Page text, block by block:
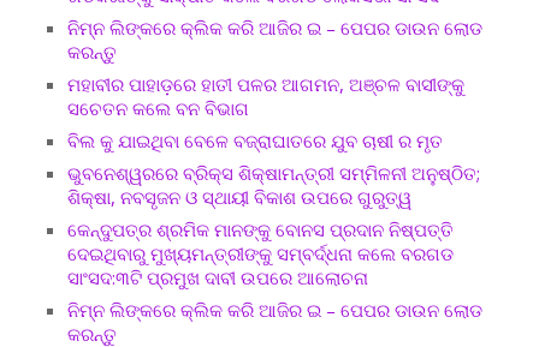
ନିମ୍ନ ଲିଙ୍କରେ କ୍ଲିକ କରି ଆଜିର ଇ – ପେପର ଡାଉନ ଲୋଡ
କରନ୍ତୁ
ମହାବୀର ପାହାଡ଼ରେ ହାତୀ ପଳର ଆଗମନ, ଅଞ୍ଚଳ ବାସୀଙ୍କୁ
ସଚେତନ କଲେ ବନ ବିଭାଗ
ବିଲ କୁ ଯାଇଥିବା ବେଳେ ବଜ୍ରାଘାତରେ ଯୁବ ଚାଷୀ ର ମୃତ
ଭୁବନେଶ୍ୱରରେ ବ୍ରିକ୍ସ ଶିକ୍ଷାମନ୍ତ୍ରୀ ସମ୍ମିଳନୀ ଅନୁଷ୍ଠିତ;
ଶିକ୍ଷା, ନବସୃଜନ ଓ ସ୍ଥାୟୀ ବିକାଶ ଉପରେ ଗୁରୁତ୍ୱ
କେନ୍ଦୁପତ୍ର ଶ୍ରମିକ ମାନଙ୍କୁ ବୋନସ ପ୍ରଦାନ ନିଷ୍ପତ୍ତି
ଦେଇଥିବାରୁ ମୁଖ୍ୟମନ୍ତ୍ରୀଙ୍କୁ ସମ୍ବର୍ଦ୍ଧନା କଲେ ବରଗଡ
ସାଂସଦ:୩ଟି ପ୍ରମୁଖ ଦାବୀ ଉପରେ ଆଲୋଚନା
ନିମ୍ନ ଲିଙ୍କରେ କ୍ଲିକ କରି ଆଜିର ଇ – ପେପର ଡାଉନ ଲୋଡ
କରନ୍ତୁ